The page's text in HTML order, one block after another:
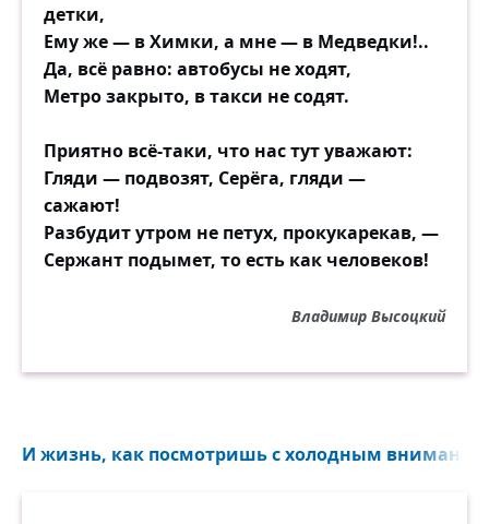
детки,
Ему же — в Химки, а мне — в Медведки!..
Да, всё равно: автобусы не ходят,
Метро закрыто, в такси не содят.
Приятно всё-таки, что нас тут уважают:
Гляди — подвозят, Серёга, гляди —
сажают!
Разбудит утром не петух, прокукарекав, —
Сержант подымет, то есть как человеков!
Владимир Высоцкий
И жизнь, как посмотришь с холодным